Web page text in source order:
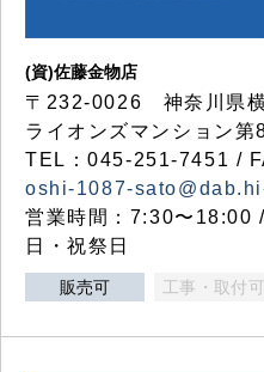
(資)佐藤金物店
〒232-0026 神奈川県
ライオンズマンション
TEL：045-251-7451 /
oshi-1087-
営業時間：7:30〜18:00
日・祝祭日
販売可 工事・取付可